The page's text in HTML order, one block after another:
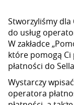
Stworzyliśmy dla
do usług
W zakładce
które pomogą Ci
płatności do
Wystarczy
operatora